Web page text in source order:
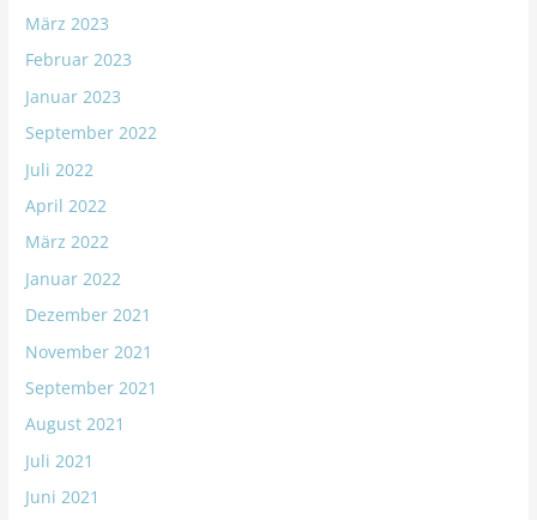
März 2023
Februar 2023
Januar 2023
September 2022
Juli 2022
April 2022
März 2022
Januar 2022
Dezember 2021
November 2021
September 2021
August 2021
Juli 2021
Juni 2021